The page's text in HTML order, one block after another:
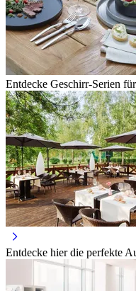
Entdecke Geschirr-Serien
Entdecke hier die perfekte